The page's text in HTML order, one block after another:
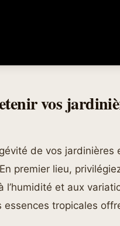
vos
de vos jardinières
premier lieu,
l’humidité et aux
essences tropicales